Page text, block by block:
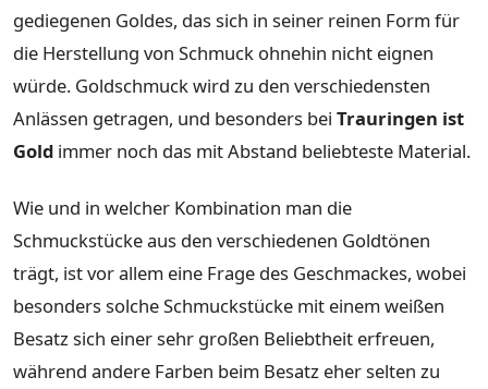
gediegenen Goldes, das sich in seiner reinen Form für
die Herstellung von Schmuck ohnehin nicht eignen
würde. Goldschmuck wird zu den verschiedensten
Anlässen getragen, und besonders bei Trauringen ist
Gold immer noch das mit Abstand beliebteste Material.
Wie und in welcher Kombination man die
Schmuckstücke aus den verschiedenen Goldtönen
trägt, ist vor allem eine Frage des Geschmackes, wobei
besonders solche Schmuckstücke mit einem weißen
Besatz sich einer sehr großen Beliebtheit erfreuen,
während andere Farben beim Besatz eher selten zu